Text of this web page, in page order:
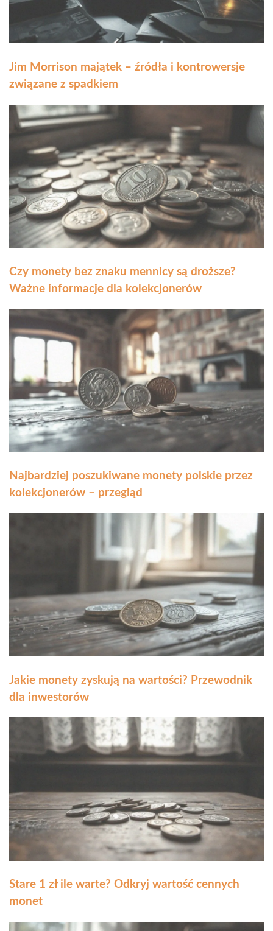
Jim Morrison majątek – źródła i kontrowersje
związane z spadkiem
Czy monety bez znaku mennicy są droższe?
Ważne informacje dla kolekcjonerów
Najbardziej poszukiwane monety polskie przez
kolekcjonerów – przegląd
Jakie monety zyskują na wartości? Przewodnik
dla inwestorów
Stare 1 zł ile warte? Odkryj wartość cennych
monet